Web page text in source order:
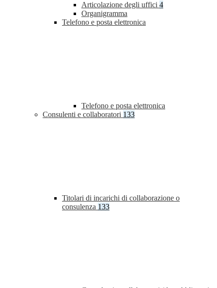
Articolazione degli uffici 4
Organigramma
Telefono e posta elettronica
Telefono e posta elettronica
Consulenti e collaboratori 133
Titolari di incarichi di collaborazione o
consulenza 133